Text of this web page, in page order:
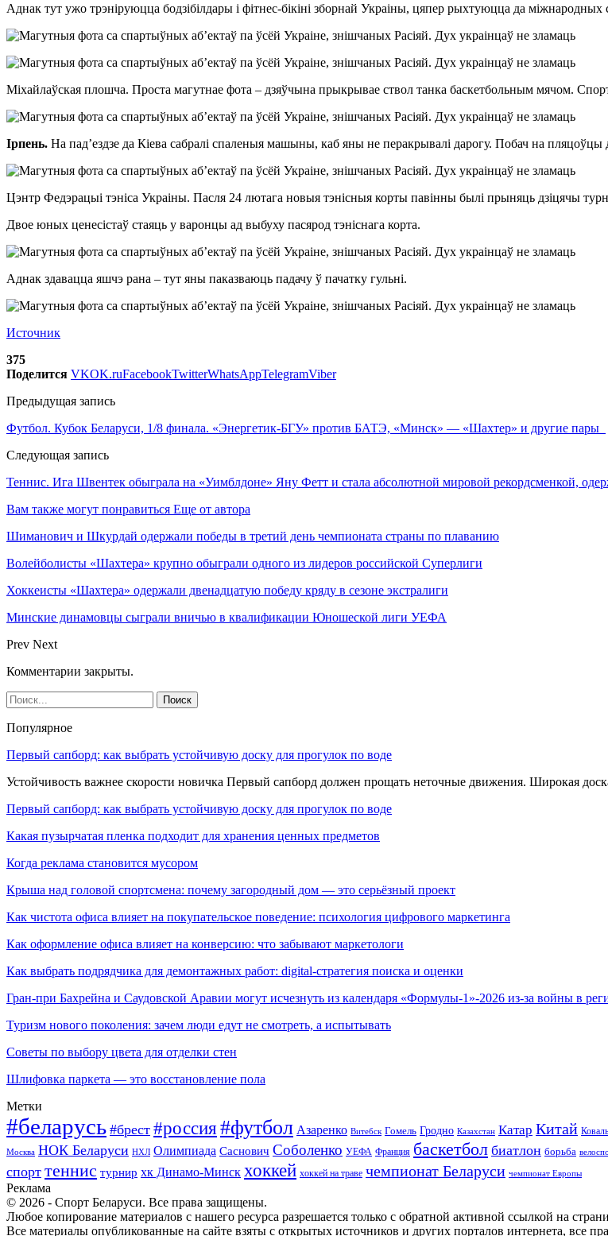
Аднак тут ужо трэніруюцца бодзібілдары і фітнес-бікіні зборнай Украіны, цяпер рыхтуюцца да
Міхайлаўская плошча. Проста магутнае фота – дзяўчына прыкрывае ствол танка баскетбольным мячом. Спорт
Ірпень. На пад’ездзе да Кіева сабралі спаленыя машыны, каб яны не перакрывалі дарогу. Побач на пляцоўцы
Цэнтр Федэрацыі тэніса Украіны. Пасля 24 лютага новыя тэнісныя корты павінны былі прыняць дзіцячы
Двое юных ценесістаў стаяць у варонцы ад выбуху пасярод тэніснага корта.
Аднак здавацца яшчэ рана – тут яны паказваюць падачу ў пачатку гульні.
Источник
375
Поделится VKOK.ruFacebookTwitterWhatsAppTelegramViber
Предыдущая запись
Футбол. Кубок Беларуси, 1/8 финала. «Энергетик-БГУ» против БАТЭ, «Минск» — «Шахтер» и другие пары
Следующая запись
Теннис. Ига Швентек обыграла на «Уимблдоне» Яну Фетт и стала абсолютной мировой рекордсменкой,
Вам также могут понравиться Еще от автора
Шиманович и Шкурдай одержали победы в третий день чемпионата страны по плаванию
Волейболисты «Шахтера» крупно обыграли одного из лидеров российской Суперлиги
Хоккеисты «Шахтера» одержали двенадцатую победу кряду в сезоне экстралиги
Минские динамовцы сыграли вничью в квалификации Юношеской лиги УЕФА
Prev Next
Комментарии закрыты.
Популярное
Первый сапборд: как выбрать устойчивую доску для прогулок по воде
Устойчивость важнее скорости новичка Первый сапборд должен прощать неточные движения. Широкая
Первый сапборд: как выбрать устойчивую доску для прогулок по воде
Какая пузырчатая пленка подходит для хранения ценных предметов
Когда реклама становится мусором
Крыша над головой спортсмена: почему загородный дом — это серьёзный проект
Как чистота офиса влияет на покупательское поведение: психология цифрового маркетинга
Как оформление офиса влияет на конверсию: что забывают маркетологи
Как выбрать подрядчика для демонтажных работ: digital-стратегия поиска и оценки
Гран-при Бахрейна и Саудовской Аравии могут исчезнуть из календаря «Формулы-1»-2026 из-за войны в
Туризм нового поколения: зачем люди едут не смотреть, а испытывать
Советы по выбору цвета для отделки стен
Шлифовка паркета — это восстановление пола
Метки
#беларусь #брест #россия#футбол Азаренко Витебск Гомель Гродно Казахстан Катар Китай
Москва НОК Беларуси НХЛ Олимпиада Саснович Соболенко УЕФА Франция баскетбол биатлон борьба
спорт теннис турнир хк Динамо-Минск хоккей хоккей на траве чемпионат Беларуси чемпионат Европы
Реклама
© 2026 - Спорт Беларуси. Все права защищены.
Любое копирование материалов с нашего ресурса разрешается только с обратной активной ссылкой на
Все материалы опубликованные на сайте взяты с открытых источников и других порталов интернета, все